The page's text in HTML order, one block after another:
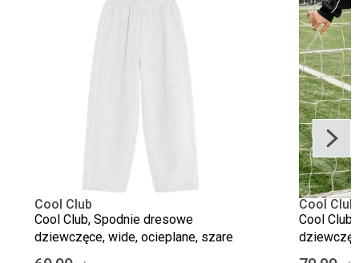
Cool Club
Cool Club, Spodnie dresowe
dziewczęce, wide, ocieplane, szare
Cool Club
Cool